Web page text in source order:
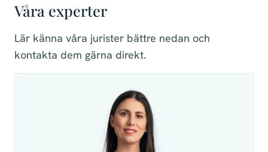
Våra experter
Lär känna våra jurister bättre nedan och
kontakta dem gärna direkt.